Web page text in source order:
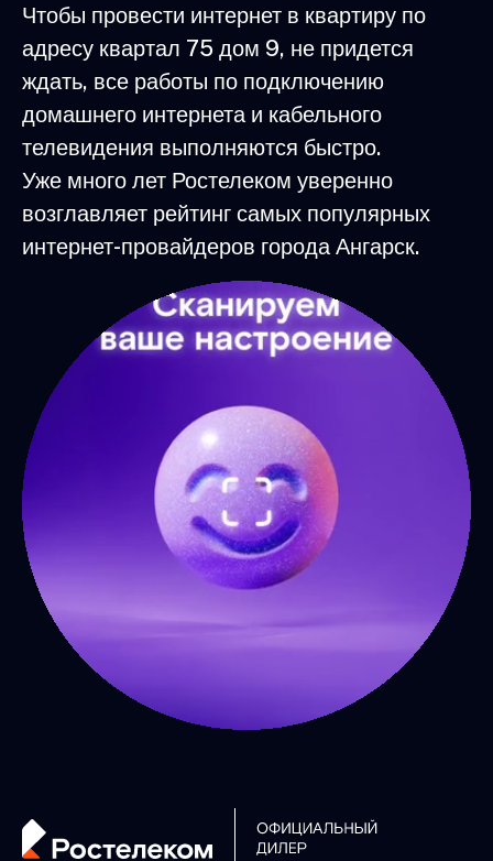
Чтобы провести интернет в квартиру по
адресу квартал 75 дом 9, не придется
ждать, все работы по подключению
домашнего интернета и кабельного
телевидения выполняются быстро.
Уже много лет Ростелеком уверенно
возглавляет рейтинг самых популярных
интернет-провайдеров города Ангарск.